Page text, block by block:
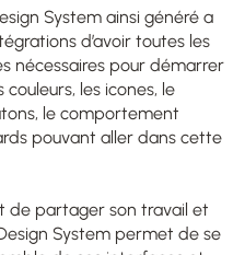
System ainsi généré a
d’avoir toutes les
nécessaires pour démarrer
les icones, le
le comportement
pouvant aller dans cette
de partager son travail et
System permet de se